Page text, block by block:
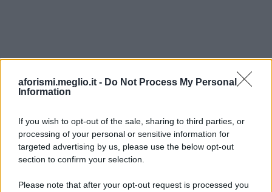
aforismi.meglio.it - Do Not Process My Personal
Information
If you wish to opt-out of the sale, sharing to third parties, or
processing of your personal or sensitive information for
targeted advertising by us, please use the below opt-out
section to confirm your selection.
Please note that after your opt-out request is processed you
Ricevi LE FRASI PIÙ BELLE via e-mail
E-mail